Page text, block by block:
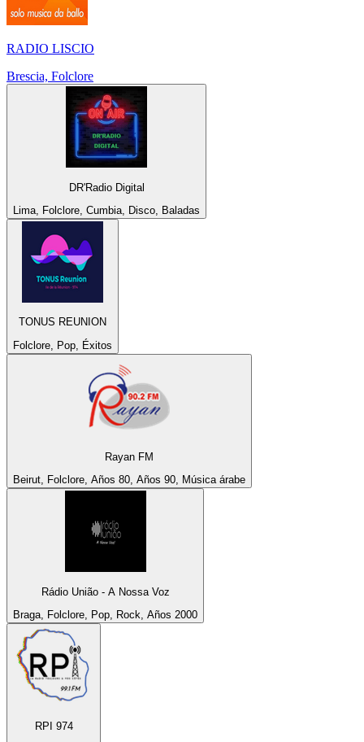
RADIO LISCIO
Brescia, Folclore
DR'Radio Digital
Lima, Folclore, Cumbia, Disco, Baladas
TONUS REUNION
Folclore, Pop, Éxitos
Rayan FM
Beirut, Folclore, Años 80, Años 90, Música árabe
Rádio União - A Nossa Voz
Braga, Folclore, Pop, Rock, Años 2000
RPI 974